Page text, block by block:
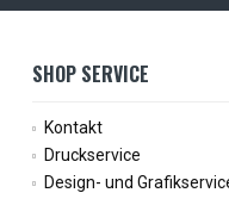
SHOP SERVICE
Kontakt
Druckservice
Design- und